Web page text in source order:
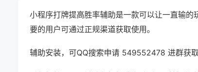
小程序打牌提高胜率辅助是一款可以让一直输的
要的用户可通过正规渠道获取使用。
辅助安装，可QQ搜索申请 549552478 进群获